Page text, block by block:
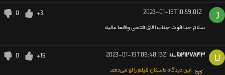
J
2023-01-19T10:59:01Z
+3
0
سلام خدا قوت جناب اقای فتحی واقعا عالیه
U u_۵۲۱۲۷۸۴۳ 2023-01-19T08:48:13Z
+15
0
این دیدگاه داستان فیلم را لو می‌دهد